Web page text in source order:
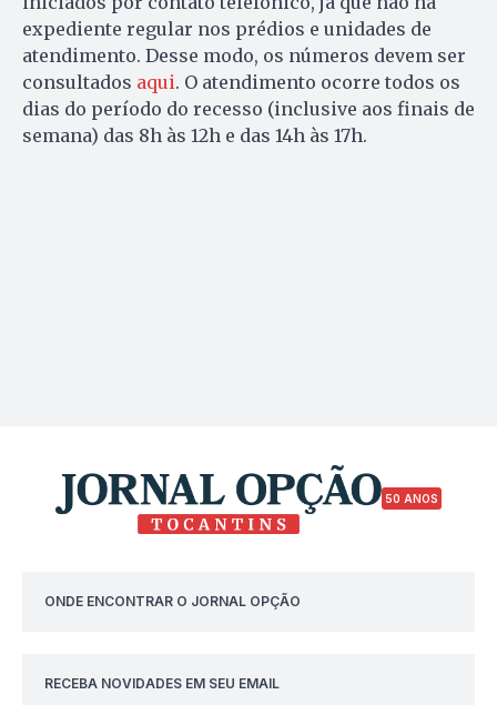
expediente regular nos prédios e unidades de
atendimento. Desse modo, os números devem ser
consultados aqui. O atendimento ocorre todos os
dias do período do recesso (inclusive aos finais de
semana) das 8h às 12h e das 14h às 17h.
50 ANOS
ONDE ENCONTRAR O JORNAL OPÇÃO
RECEBA NOVIDADES EM SEU EMAIL